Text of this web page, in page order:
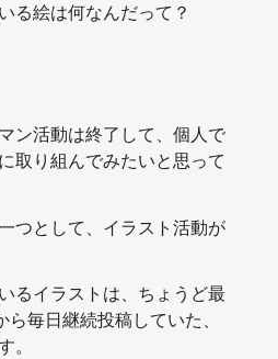
る絵は何なんだって？
ン活動は終了して、個人で
取り組んでみたいと思って
つとして、イラスト活動が
るイラストは、ちょうど最
毎日継続投稿していた、
。